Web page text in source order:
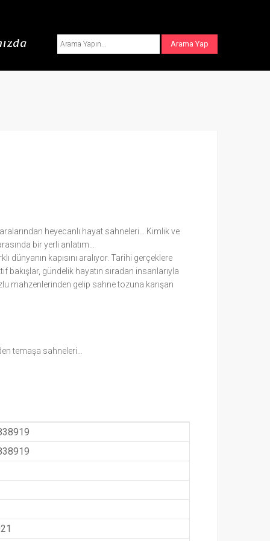
heyecanlı hayat sahneleri… Kimlik ve
bir yerli anlatım…
kapısını aralıyor. Tarihi gerçeklere
gündelik hayatın sıradan insanlarıyla
mahzenlerinden gelip sahne tozuna karışan
temaşa sahneleri…